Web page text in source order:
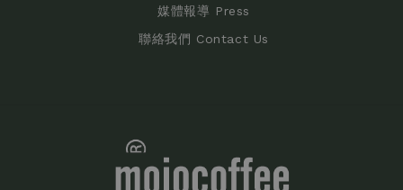
媒體報導 Press
聯絡我們 Contact Us